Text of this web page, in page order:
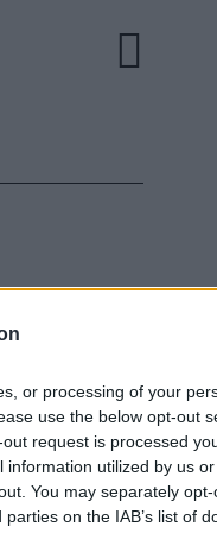
or processing of your
use the below opt-out
request is processed
utilized by us
You may separately
on the IAB’s list of
tartalom vár!
EZT